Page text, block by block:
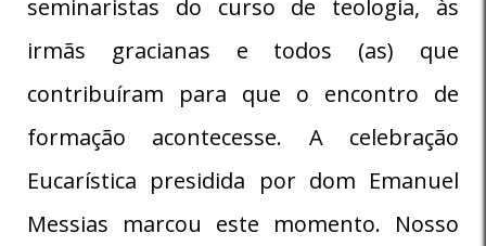
seminaristas do curso de teologia, às
irmãs gracianas e todos (as) que
contribuíram para que o encontro de
formação acontecesse. A celebração
Eucarística presidida por dom Emanuel
Messias marcou este momento. Nosso